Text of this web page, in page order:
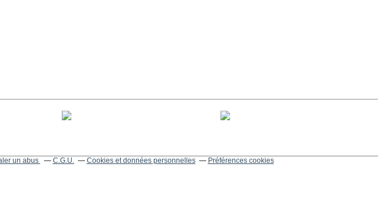
un abus C.G.U. Cookies et données personnelles Préférences cookies